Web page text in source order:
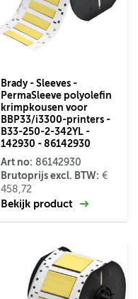
Brady - Sleeves -
PermaSleeve polyolefin
krimpkousen voor
BBP33/i3300-printers -
B33-250-2-342YL -
142930 - 86142930
Art no: 86142930
Brutoprijs excl. BTW: €
458,72
Bekijk product